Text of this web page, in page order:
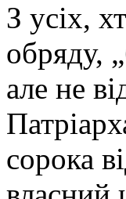
З усіх,
обряду,
але не
сорока